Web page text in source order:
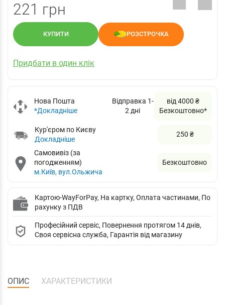
221 грн
КУПИТИ РОЗСТРОЧКА
Придбати в один клік
Нова Пошта
*Докладніше
Відправка 1-
2 дні
від 4000 ₴
Безкоштовно*
Кур'єром по Києву
Докладніше
250 ₴
Самовивіз (за
погодженням)
м.Київ, вул.Ольжича
Безкоштовно
Картою-WayForPay, На картку, Оплата частинами, По
рахунку з ПДВ
Професійний сервіс, Повернення протягом 14 днів,
Своя сервісна служба, Гарантія від магазину
ОПИС ХАРАКТЕРИСТИКИ